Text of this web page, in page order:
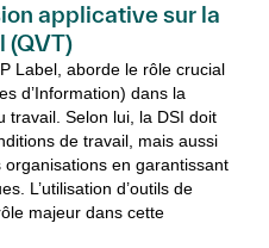
applicative sur la
(QVT)
Label, aborde le rôle crucial
d’Information) dans la
travail. Selon lui, la DSI doit
de travail, mais aussi
en garantissant
L’utilisation d’outils de
majeur dans cette